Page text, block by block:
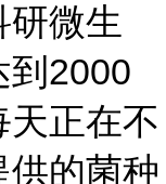
微生
到2000
天正在不
的菌种